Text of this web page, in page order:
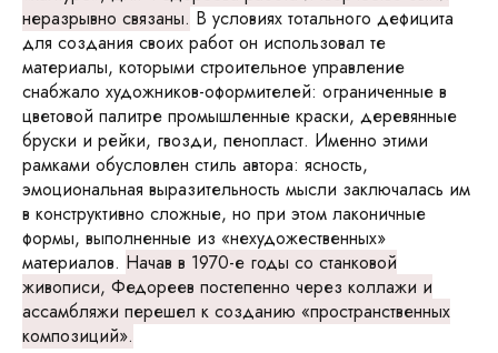
неразрывно связаны. В условиях тотального дефицита
для создания своих работ он использовал те
материалы, которыми строительное управление
снабжало художников-оформителей: ограниченные в
цветовой палитре промышленные краски, деревянные
бруски и рейки, гвозди, пенопласт. Именно этими
рамками обусловлен стиль автора: ясность,
эмоциональная выразительность мысли заключалась им
в конструктивно сложные, но при этом лаконичные
формы, выполненные из «нехудожественных»
материалов. Начав в 1970-е годы со станковой
живописи, Федореев постепенно через коллажи и
ассамбляжи перешел к созданию «пространственных
композиций».